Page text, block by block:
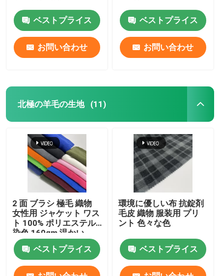
製品
ビデオ
わたしたち に つい て
工場 ツアー
品質管理
連絡 ください
ベストプライス
お問い合わせ
ベストプライス
お問い合わせ
北極の羊毛の生地 (11)
2 面 ブラシ 極毛 織物
女性用 ジャケット ワス
ト 100% ポリエステル
染色 160gm 温かい
ベストプライス
環境に優しい布 抗錠剤
毛皮 織物 服装用 プリ
ント 色々な色
ベストプライス